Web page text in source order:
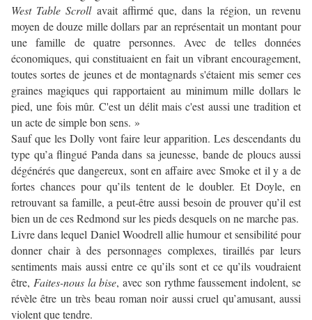
West Table Scroll avait affirmé que, dans la région, un revenu
moyen de douze mille dollars par an représentait un montant pour
une famille de quatre personnes. Avec de telles données
économiques, qui constituaient en fait un vibrant encouragement,
toutes sortes de jeunes et de montagnards s'étaient mis semer ces
graines magiques qui rapportaient au minimum mille dollars le
pied, une fois mûr. C'est un délit mais c'est aussi une tradition et
un acte de simple bon sens. »
Sauf que les Dolly vont faire leur apparition. Les descendants du
type qu’a flingué Panda dans sa jeunesse, bande de ploucs aussi
dégénérés que dangereux, sont en affaire avec Smoke et il y a de
fortes chances pour qu’ils tentent de le doubler. Et Doyle, en
retrouvant sa famille, a peut-être aussi besoin de prouver qu’il est
bien un de ces Redmond sur les pieds desquels on ne marche pas.
Livre dans lequel Daniel Woodrell allie humour et sensibilité pour
donner chair à des personnages complexes, tiraillés par leurs
sentiments mais aussi entre ce qu’ils sont et ce qu’ils voudraient
être, Faites-nous la bise, avec son rythme faussement indolent, se
révèle être un très beau roman noir aussi cruel qu’amusant, aussi
violent que tendre.